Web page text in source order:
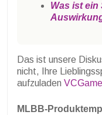
Was ist
Das ist unsere
nicht, Ihre
aufzuladen
MLBB-